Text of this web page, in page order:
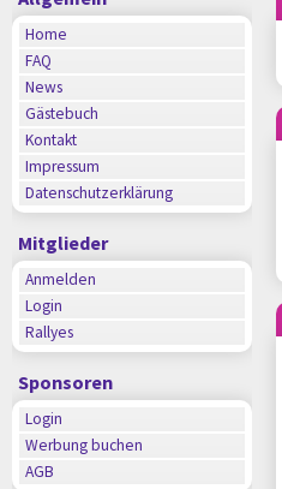
Home
FAQ
News
Gästebuch
Kontakt
Impressum
Datenschutzerklärung
Mitglieder
Anmelden
Login
Rallyes
Sponsoren
Login
Werbung buchen
AGB